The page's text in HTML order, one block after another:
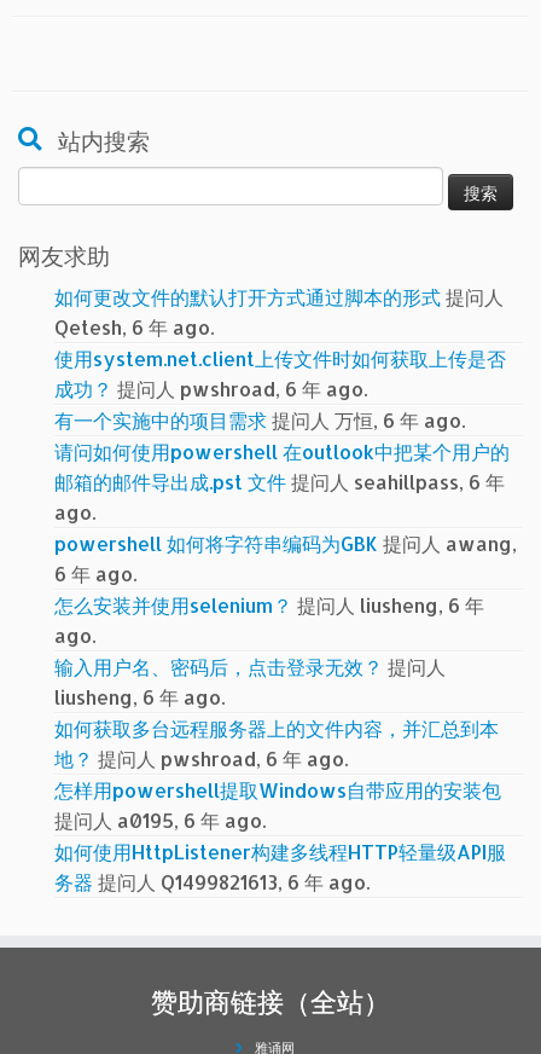
站内搜索
索：
网友求助
如何更改文件的默认打开方式通过脚本的形式提问人
Qetesh, 6 年 ago.
使用system.net.client上传文件时如何获取上传是否
成功？ 提问人 pwshroad, 6 年 ago.
有一个实施中的项目需求提问人 万恒, 6 年 ago.
请问如何使用powershell 在outlook中把某个用户的
邮箱的邮件导出成.pst 文件提问人 seahillpass, 6 年
ago.
powershell 如何将字符串编码为GBK 提问人 awang,
6 年 ago.
怎么安装并使用selenium？ 提问人 liusheng, 6 年
ago.
输入用户名、密码后，点击登录无效？ 提问人
liusheng, 6 年 ago.
如何获取多台远程服务器上的文件内容，并汇总到本
地？ 提问人 pwshroad, 6 年 ago.
怎样用powershell提取Windows自带应用的安装包
提问人 a0195, 6 年 ago.
如何使用HttpListener构建多线程HTTP轻量级API服
务器 提问人 Q1499821613, 6 年 ago.
赞助商链接（全站）
雅诵网